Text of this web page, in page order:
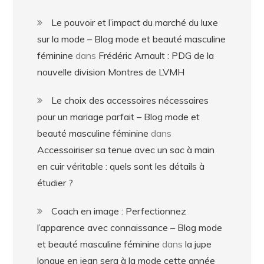
Le pouvoir et l’impact du marché du luxe
sur la mode – Blog mode et beauté masculine
féminine dans Frédéric Arnault : PDG de la
nouvelle division Montres de LVMH
Le choix des accessoires nécessaires
pour un mariage parfait – Blog mode et
beauté masculine féminine dans
Accessoiriser sa tenue avec un sac à main
en cuir véritable : quels sont les détails à
étudier ?
Coach en image : Perfectionnez
l’apparence avec connaissance – Blog mode
et beauté masculine féminine dansla jupe
longue en jean sera à la mode cette année